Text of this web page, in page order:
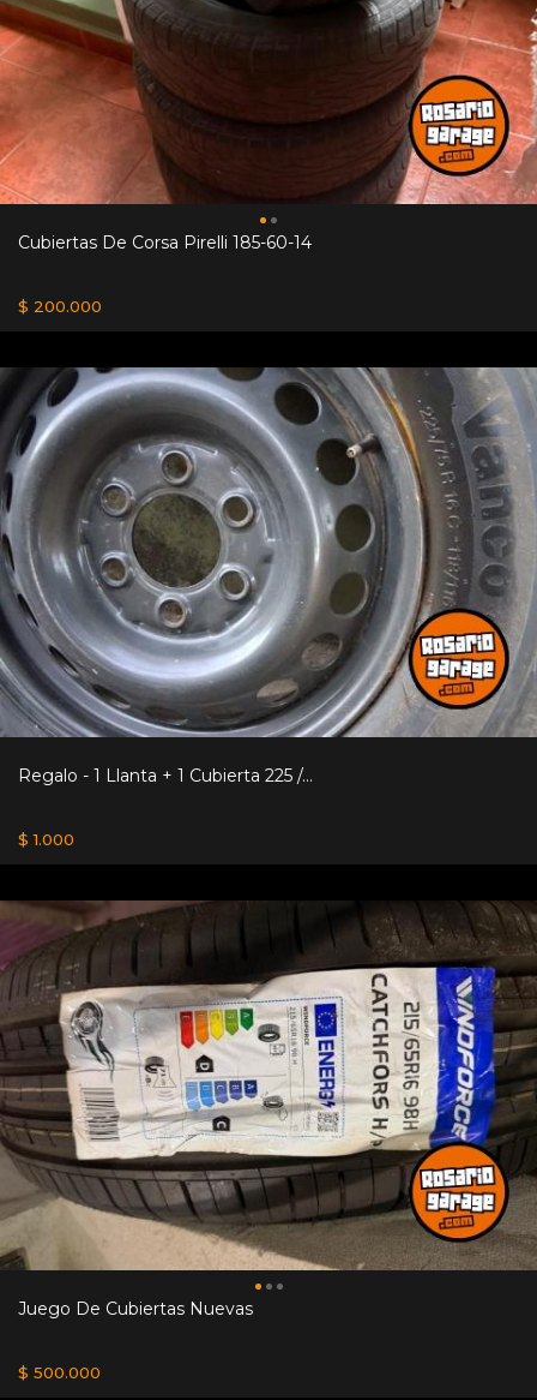
Cubiertas De Corsa Pirelli 185-60-14
$ 200.000
Regalo - 1 Llanta + 1 Cubierta 225 /...
$ 1.000
Juego De Cubiertas Nuevas
$ 500.000